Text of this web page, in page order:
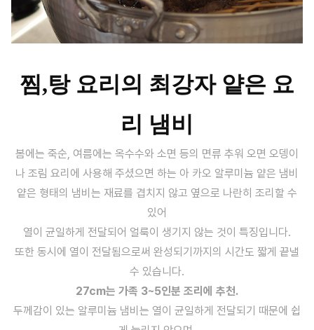
찜,탕 요리의 최강자 얕은 요
리 냄비
봄에는 죽순, 여름에는 옥수수와 소면 등의 면류 추워 오면 오뎅이
나 조림 요리에 사용해 주셨으면 하는 아 카오 알루미늄 얕은 냄비
얕은 형태의 냄비는 재료를 겹치지 않고 옆으로 나란히 조리할 수
있어
열이 균일하게 전달되어 얼룩이 생기지 않는 것이 특징입니다.
또한 동시에 열이 전달됨으로써 완성되기까지의 시간도 짧게 끝낼
수 있습니다.
27cm는 가족 3~5인분 조리에 추천.
두께감이 있는 알루미늄 냄비는 열이 균일하게 전달되기 때문에 쉽